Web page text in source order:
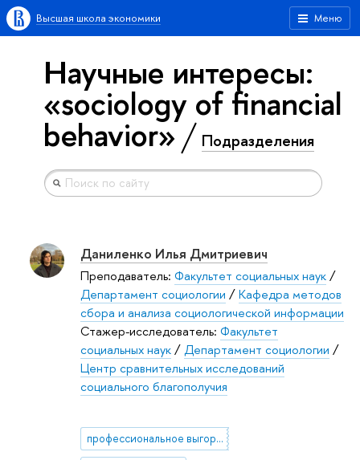
Меню
Высшая школа экономики
Научные интересы:
«sociology of financial
behavior» Подразделения
Даниленко Илья Дмитриевич
Преподаватель: Факультет социальных наук/
Департамент социологии /Кафедра методов
сбора и анализа социологической информации
Стажер-исследователь: Факультет
социальных наук/Департамент социологии /
Центр сравнительных исследований
социального благополучия
профессиональное выгорание